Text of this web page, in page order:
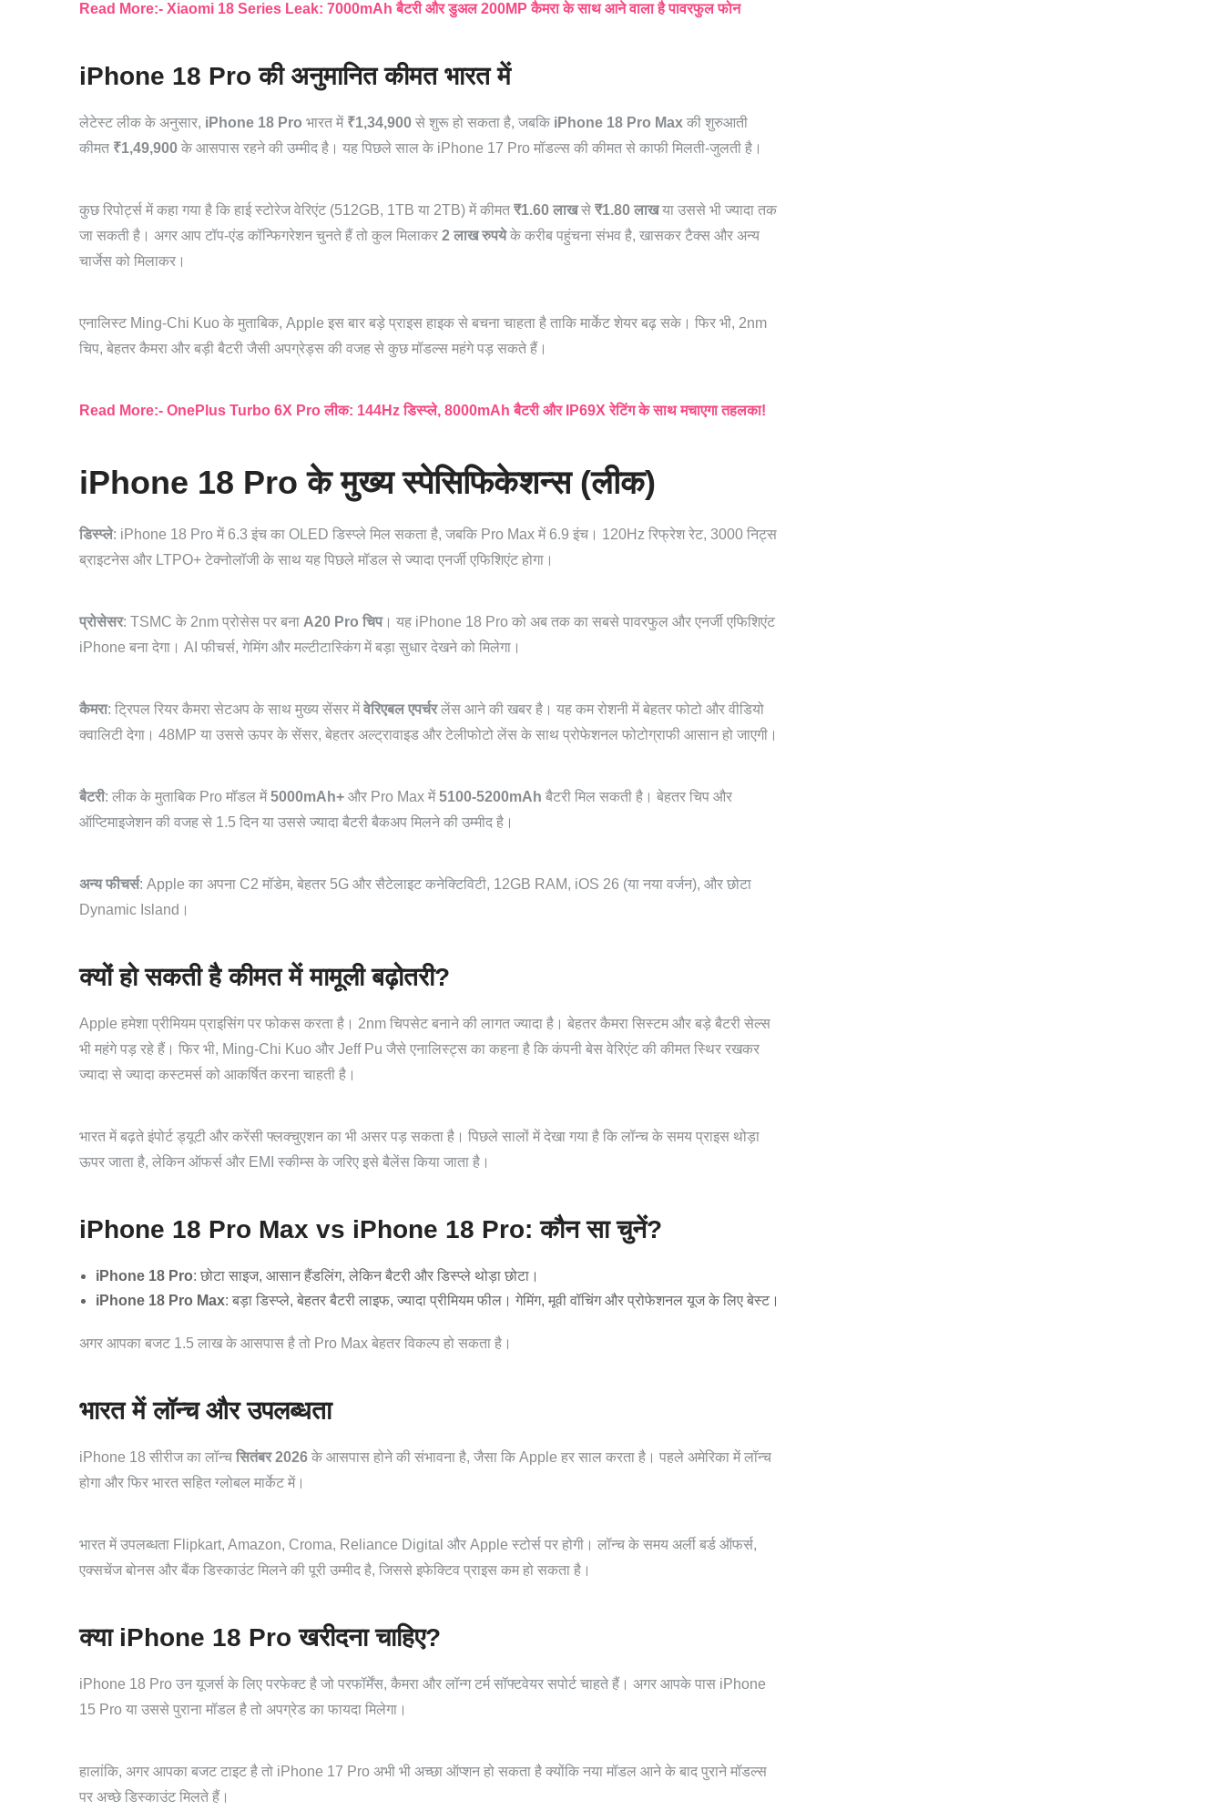
Read More:- Xiaomi 18 Series Leak: 7000mAh बैटरी और डुअल 200MP कैमरा के साथ आने वाला है पावरफुल फोन
iPhone 18 Pro की अनुमानित कीमत भारत में
लेटेस्ट लीक के अनुसार, iPhone 18 Pro भारत में ₹1,34,900 से शुरू हो सकता है, जबकि iPhone 18 Pro Max की शुरुआती
कीमत ₹1,49,900 के आसपास रहने की उम्मीद है। यह पिछले साल के iPhone 17 Pro मॉडल्स की कीमत से काफी मिलती-जुलती है।
कुछ रिपोर्ट्स में कहा गया है कि हाई स्टोरेज वेरिएंट (512GB, 1TB या 2TB) में कीमत ₹1.60 लाखसे ₹1.80 लाखया उससे भी ज्यादा तक
जा सकती है। अगर आप टॉप-एंड कॉन्फिगरेशन चुनते हैं तो कुल मिलाकर 2 लाख रुपयेके करीब पहुंचना संभव है, खासकर टैक्स और अन्य
चार्जेस को मिलाकर।
एनालिस्ट Ming-Chi Kuo के मुताबिक, Apple इस बार बड़े प्राइस हाइक से बचना चाहता है ताकि मार्केट शेयर बढ़ सके। फिर भी, 2nm
चिप, बेहतर कैमरा और बड़ी बैटरी जैसी अपग्रेड्स की वजह से कुछ मॉडल्स महंगे पड़ सकते हैं।
Read More:- OnePlus Turbo 6X Pro लीक: 144Hz डिस्प्ले, 8000mAh बैटरी और IP69X रेटिंग के साथ मचाएगा तहलका!
iPhone 18 Pro के मुख्य स्पेसिफिकेशन्स (लीक)
डिस्प्ले: iPhone 18 Pro में 6.3 इंच का OLED डिस्प्ले मिल सकता है, जबकि Pro Max में 6.9 इंच। 120Hz रिफ्रेश रेट, 3000 निट्स
ब्राइटनेस और LTPO+ टेक्नोलॉजी के साथ यह पिछले मॉडल से ज्यादा एनर्जी एफिशिएंट होगा।
प्रोसेसर: TSMC के 2nm प्रोसेस पर बना A20 Pro चिप। यह iPhone 18 Pro को अब तक का सबसे पावरफुल और एनर्जी एफिशिएंट
iPhone बना देगा। AI फीचर्स, गेमिंग और मल्टीटास्किंग में बड़ा सुधार देखने को मिलेगा।
कैमरा: ट्रिपल रियर कैमरा सेटअप के साथ मुख्य सेंसर मेंवेरिएबल एपर्चरलेंस आने की खबर है। यह कम रोशनी में बेहतर फोटो और वीडियो
क्वालिटी देगा। 48MP या उससे ऊपर के सेंसर, बेहतर अल्ट्रावाइड और टेलीफोटो लेंस के साथ प्रोफेशनल फोटोग्राफी आसान हो जाएगी।
बैटरी: लीक के मुताबिक Pro मॉडल में5000mAh+ और Pro Max में5100-5200mAh बैटरी मिल सकती है। बेहतर चिप और
ऑप्टिमाइजेशन की वजह से 1.5 दिन या उससे ज्यादा बैटरी बैकअप मिलने की उम्मीद है।
अन्य फीचर्स: Apple का अपना C2 मॉडेम, बेहतर 5G और सैटेलाइट कनेक्टिविटी, 12GB RAM, iOS 26 (या नया वर्जन), और छोटा
Dynamic Island।
क्यों हो सकती है कीमत में मामूली बढ़ोतरी?
Apple हमेशा प्रीमियम प्राइसिंग पर फोकस करता है। 2nm चिपसेट बनाने की लागत ज्यादा है। बेहतर कैमरा सिस्टम और बड़े बैटरी सेल्स
भी महंगे पड़ रहे हैं। फिर भी, Ming-Chi Kuo और Jeff Pu जैसे एनालिस्ट्स का कहना है कि कंपनी बेस वेरिएंट की कीमत स्थिर रखकर
ज्यादा से ज्यादा कस्टमर्स को आकर्षित करना चाहती है।
भारत में बढ़ते इंपोर्ट ड्यूटी और करेंसी फ्लक्चुएशन का भी असर पड़ सकता है। पिछले सालों में देखा गया है कि लॉन्च के समय प्राइस थोड़ा
ऊपर जाता है, लेकिन ऑफर्स और EMI स्कीम्स के जरिए इसे बैलेंस किया जाता है।
iPhone 18 Pro Max vs iPhone 18 Pro: कौन सा चुनें?
iPhone 18 Pro: छोटा साइज, आसान हैंडलिंग, लेकिन बैटरी और डिस्प्ले थोड़ा छोटा।
iPhone 18 Pro Max: बड़ा डिस्प्ले, बेहतर बैटरी लाइफ, ज्यादा प्रीमियम फील। गेमिंग, मूवी वॉचिंग और प्रोफेशनल यूज के लिए बेस्ट।
अगर आपका बजट 1.5 लाख के आसपास है तो Pro Max बेहतर विकल्प हो सकता है।
भारत में लॉन्च और उपलब्धता
iPhone 18 सीरीज का लॉन्च सितंबर 2026 के आसपास होने की संभावना है, जैसा कि Apple हर साल करता है। पहले अमेरिका में लॉन्च
होगा और फिर भारत सहित ग्लोबल मार्केट में।
भारत में उपलब्धता Flipkart, Amazon, Croma, Reliance Digital और Apple स्टोर्स पर होगी। लॉन्च के समय अर्ली बर्ड ऑफर्स,
एक्सचेंज बोनस और बैंक डिस्काउंट मिलने की पूरी उम्मीद है, जिससे इफेक्टिव प्राइस कम हो सकता है।
क्या iPhone 18 Pro खरीदना चाहिए?
iPhone 18 Pro उन यूजर्स के लिए परफेक्ट है जो परफॉर्मेंस, कैमरा और लॉन्ग टर्म सॉफ्टवेयर सपोर्ट चाहते हैं। अगर आपके पास iPhone
15 Pro या उससे पुराना मॉडल है तो अपग्रेड का फायदा मिलेगा।
हालांकि, अगर आपका बजट टाइट है तो iPhone 17 Pro अभी भी अच्छा ऑप्शन हो सकता है क्योंकि नया मॉडल आने के बाद पुराने मॉडल्स
पर अच्छे डिस्काउंट मिलते हैं।